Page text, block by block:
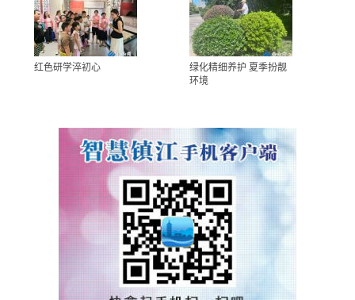
红色研学淬初心
绿化精细养护 夏季扮靓
环境